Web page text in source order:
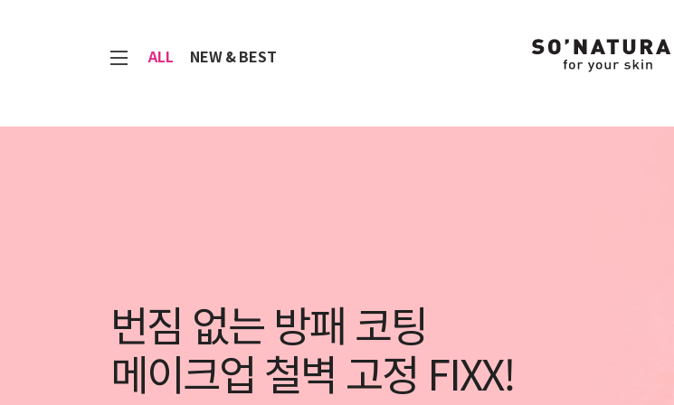
ALL NEW & BEST
번짐 없는 방패 코팅
메이크업 철벽 고정 FIXX!